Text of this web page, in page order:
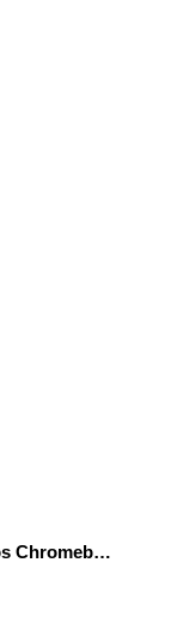
Dale una oportunidad a los Chromebooks y utiliza un proyector para realizar talleres si no tienes pantallas táctiles